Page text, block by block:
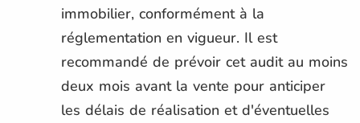
immobilier, conformément à la
réglementation en vigueur. Il est
recommandé de prévoir cet audit au moins
deux mois avant la vente pour anticiper
les délais de réalisation et d'éventuelles